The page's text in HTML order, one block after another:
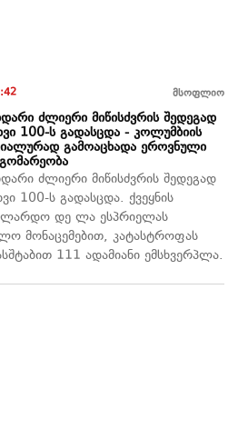
მსოფლიო
ძლიერი მიწისძვრის შედეგად
100-ს გადასცდა - კოლუმბიის
გამოაცხადა ეროვნული
ძლიერი მიწისძვრის შედეგად
100-ს გადასცდა. ქვეყნის
დე ლა ესპრიელას
მონაცემებით, კატასტროფას
111 ადამიანი ემსხვერპლა.